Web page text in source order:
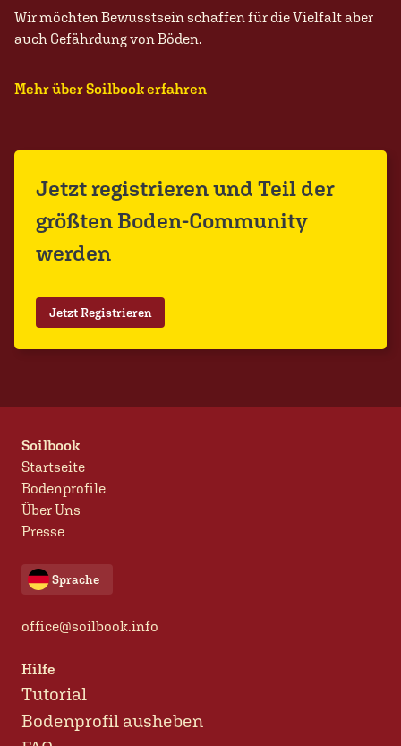
Wir möchten Bewusstsein schaffen für die Vielfalt aber
auch Gefährdung von Böden.
Mehr über Soilbook erfahren
Jetzt registrieren und Teil der
größten Boden-Community
werden
Jetzt Registrieren
Soilbook
Startseite
Bodenprofile
Über Uns
Presse
Sprache
office@soilbook.info
Hilfe
Tutorial
Bodenprofil ausheben